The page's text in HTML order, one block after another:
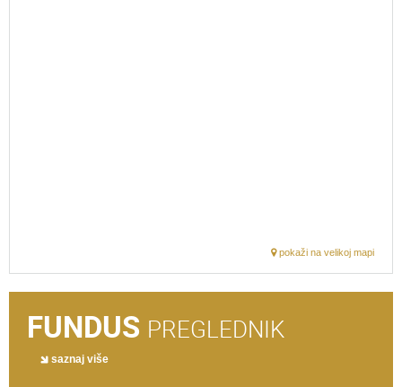
pokaži na velikoj mapi
FUNDUS PREGLEDNIK
saznaj više